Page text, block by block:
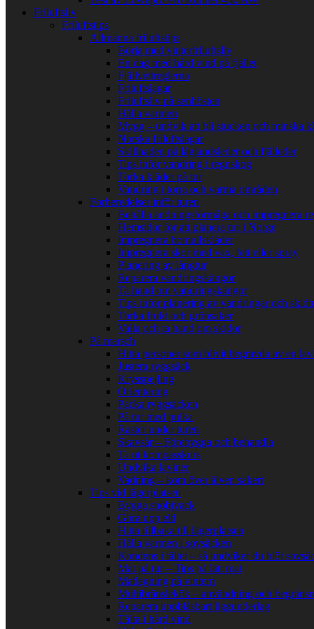
Friluftsliv
Friluftstips
Allmänna friluftstips
Börja med vinterfriluftsliv
En dag med hård vind på fjället
Fjällvettreglerna
Friluftslagar
Friluftsliv på senhösten
Hålla värmen
Mygg – undvik att bli stucken och minska
Norska friluftslagar
Skillnaden på låglandsleder och fjälleder
Tips inför vandring i regnskog
Torka kläder på tur
Vandring i torra och varma områden
Förberedelser inför turen
Behålla andningsförmåga och impregnera
Hemsidor för att planera tur i Norge
Impregnera bomullskläder
Impregnera skor med vax, fett eller spray
Planering av långtur
Reparera vandringskängor
Ta hand om vandringskängor
Tips inför planering av vandringar och
Torka frukt och grönsaker
Valla och ta hand om skidor
På marsch
Hitta personer som blivit begravda av en
Justera ryggsäck
Krysspejling
Orientering
Packa ryggsäcken
På tur med pulka
Raster under turen
Skavsår – Förebygga och behandla
Ta ut kompasskurs
Undvika laviner
Vadning – kom över älven säkert
Tips vid lägerplatsen
Bygga snöbivack
Göra upp eld
Hitta tillbaka till lägerplatsen
Hålla värmen i sovsäcken
Kondens i tältet – så undviker du blöt
Mat på tur – Tips på lätt mat
Matlagning på vintern
Multibränslekök – användning och
Reparera uppblåsbart liggunderlag
Tälta i hård vind